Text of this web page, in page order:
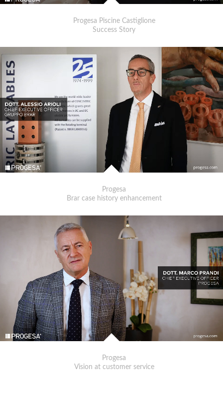
Progesa Piscine Castiglione
Success Story
Progesa
Brar case history enhancement
Progesa
Vision at customer service